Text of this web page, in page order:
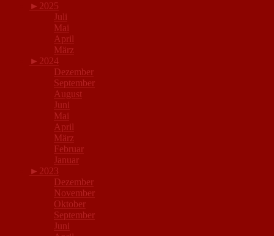
► 2025
Juli
Mai
April
März
► 2024
Dezember
September
August
Juni
Mai
April
März
Februar
Januar
► 2023
Dezember
November
Oktober
September
Juni